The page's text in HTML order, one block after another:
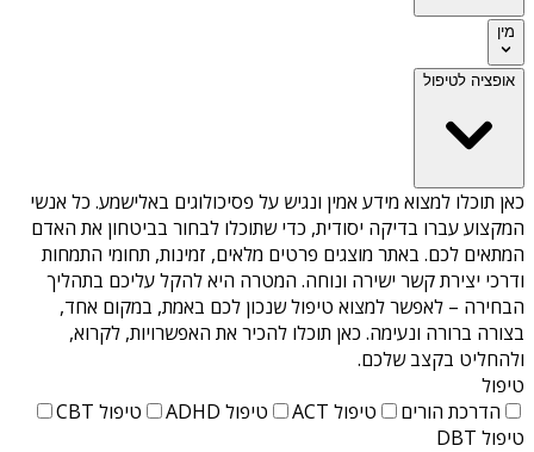
מין
אופציה לטיפול
כאן תוכלו למצוא מידע אמין ונגיש על פסיכולוגים באלישמע. כל אנשי
המקצוע עברו בדיקה יסודית, כדי שתוכלו לבחור בביטחון את האדם
המתאים לכם. באתר מוצגים פרטים מלאים, זמינות, תחומי התמחות
ודרכי יצירת קשר ישירה ונוחה. המטרה היא להקל עליכם בתהליך
הבחירה – לאפשר למצוא טיפול שנכון לכם באמת, במקום אחד,
בצורה ברורה ונעימה. כאן תוכלו להכיר את האפשרויות, לקרוא,
ולהחליט בקצב שלכם.
טיפול
הדרכת הורים
טיפול ACT טיפול ADHD
טיפול CBT
טיפול DBT